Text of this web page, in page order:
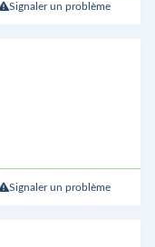
Signaler un problème
Signaler un problème